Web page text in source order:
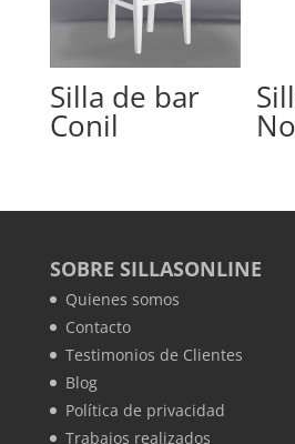
Silla de bar
Conil
SOBRE SILLASONLINE
Quienes somos
Contacto
Testimonios de Clientes
Blog
Política de privacidad
Trabajos realizados